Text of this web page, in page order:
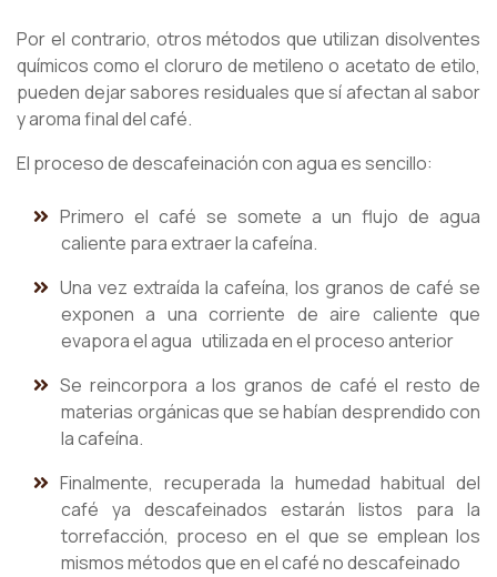
Por el contrario, otros métodos que utilizan disolventes
químicos como el cloruro de metileno o acetato de etilo,
pueden dejar sabores residuales que sí afectan al sabor
y aroma final del café.
El proceso de descafeinación con agua es sencillo:
Primero el café se somete a un flujo de agua
caliente para extraer la cafeína.
Una vez extraída la cafeína, los granos de café se
exponen a una corriente de aire caliente que
evapora el agua utilizada en el proceso anterior
Se reincorpora a los granos de café el resto de
materias orgánicas que se habían desprendido con
la cafeína.
Finalmente, recuperada la humedad habitual del
café ya descafeinados estarán listos para la
torrefacción, proceso en el que se emplean los
mismos métodos que en el café no descafeinado